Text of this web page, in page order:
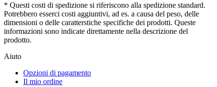
* Questi costi di spedizione si riferiscono alla spedizione standard.
Potrebbero esserci costi aggiuntivi, ad es. a causa del peso, delle
dimensioni o delle caratterstiche specifiche dei prodotti. Queste
informazioni sono indicate direttamente nella descrizione del
prodotto.
Aiuto
Opzioni di pagamento
Il mio ordine